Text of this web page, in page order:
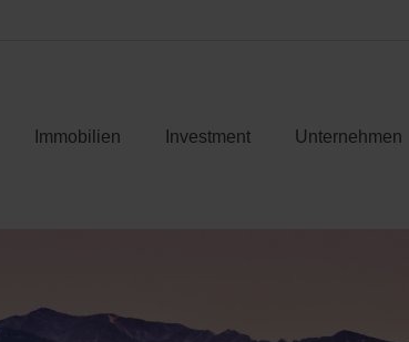
Immobilien Investment Unternehmen